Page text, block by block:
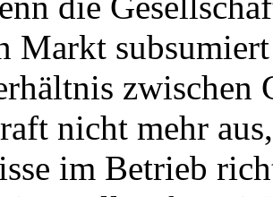
Markt
zwischen
nicht mehr
im Betrieb